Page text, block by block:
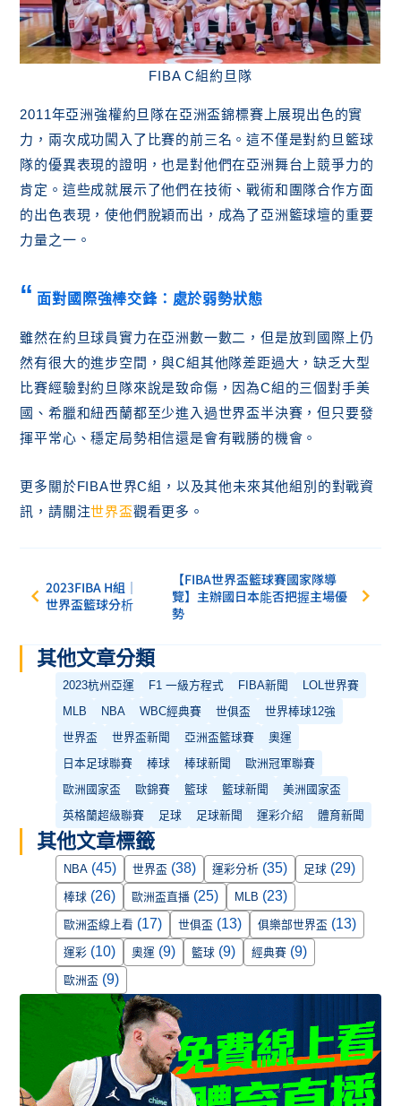
FIBA C組約旦隊
2011年亞洲強權約旦隊在亞洲盃錦標賽上展現出色的實
力，兩次成功闖入了比賽的前三名。這不僅是對約旦籃球
隊的優異表現的證明，也是對他們在亞洲舞台上競爭力的
肯定。這些成就展示了他們在技術、戰術和團隊合作方面
的出色表現，使他們脫穎而出，成為了亞洲籃球壇的重要
力量之一。
面對國際強棒交鋒：處於弱勢狀態
雖然在約旦球員實力在亞洲數一數二，但是放到國際上仍
然有很大的進步空間，與C組其他隊差距過大，缺乏大型
比賽經驗對約旦隊來說是致命傷，因為C組的三個對手美
國、希臘和紐西蘭都至少進入過世界盃半決賽，但只要發
揮平常心、穩定局勢相信還是會有戰勝的機會。
更多關於FIBA世界C組，以及其他未來其他組別的對戰資
訊，請關注世界盃觀看更多。
2023FIBA H組｜
世界盃籃球分析
【FIBA世界盃籃球賽國家隊導
覽】主辦國日本能否把握主場優
勢
其他文章分類
2023杭州亞運 F1 一級方程式 FIBA新聞
LOL世界賽
MLB
NBA WBC經典賽 世俱盃
世界棒球12強
世界盃
世界盃新聞 亞洲盃籃球賽
奧運
日本足球聯賽
棒球 棒球新聞
歐洲冠軍聯賽
歐洲國家盃
歐錦賽 籃球 籃球新聞
美洲國家盃
英格蘭超級聯賽
足球 足球新聞 運彩介紹 體育新聞
其他文章標籤
NBA (45) 世界盃 (38) 運彩分析 (35) 足球 (29)
棒球 (26) 歐洲盃直播 (25) MLB (23)
歐洲盃線上看 (17) 世俱盃 (13) 俱樂部世界盃 (13)
運彩 (10) 奧運 (9) 籃球 (9) 經典賽 (9)
歐洲盃 (9)